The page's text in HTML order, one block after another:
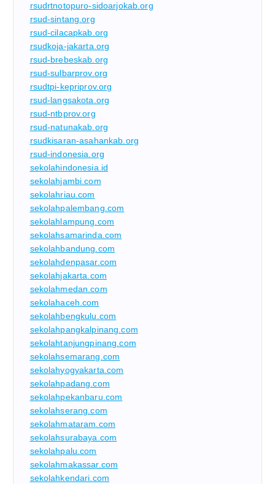
rsudrtnotopuro-sidoarjokab.org
rsud-sintang.org
rsud-cilacapkab.org
rsudkoja-jakarta.org
rsud-brebeskab.org
rsud-sulbarprov.org
rsudtpi-kepriprov.org
rsud-langsakota.org
rsud-ntbprov.org
rsud-natunakab.org
rsudkisaran-asahankab.org
rsud-indonesia.org
sekolahindonesia.id
sekolahjambi.com
sekolahriau.com
sekolahpalembang.com
sekolahlampung.com
sekolahsamarinda.com
sekolahbandung.com
sekolahdenpasar.com
sekolahjakarta.com
sekolahmedan.com
sekolahaceh.com
sekolahbengkulu.com
sekolahpangkalpinang.com
sekolahtanjungpinang.com
sekolahsemarang.com
sekolahyogyakarta.com
sekolahpadang.com
sekolahpekanbaru.com
sekolahserang.com
sekolahmataram.com
sekolahsurabaya.com
sekolahpalu.com
sekolahmakassar.com
sekolahkendari.com